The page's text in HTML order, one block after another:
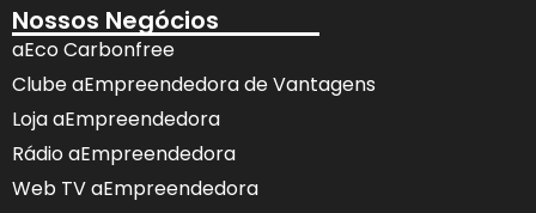
Nossos Negócios
aEco Carbonfree
Clube aEmpreendedora de Vantagens
Loja aEmpreendedora
Rádio aEmpreendedora
Web TV aEmpreendedora